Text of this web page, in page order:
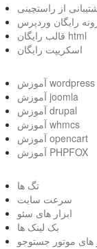
از راستچینی
رایگان وردپرس
قالب رایگان html
اسکریپت رایگان
آموزش wordpress
آموزش joomla
آموزش drupal
آموزش whmcs
آموزش opencart
آموزش PHPFOX
تگ ها
سرعت سایت
ابزار های سئو
بک لینک ها
های موتور جستوجو